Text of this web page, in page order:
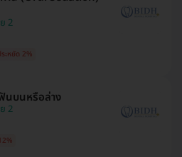
2
ะหยัด 2%
นบนหรือล่าง
2